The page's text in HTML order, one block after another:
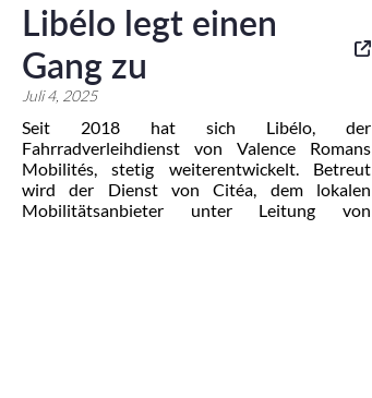
Libélo legt einen
Gang zu
Juli 4, 2025
Seit 2018 hat sich Libélo, der
Fahrradverleihdienst von Valence Romans
Mobilités, stetig weiterentwickelt. Betreut
wird der Dienst von Citéa, dem lokalen
Mobilitätsanbieter unter Leitung von